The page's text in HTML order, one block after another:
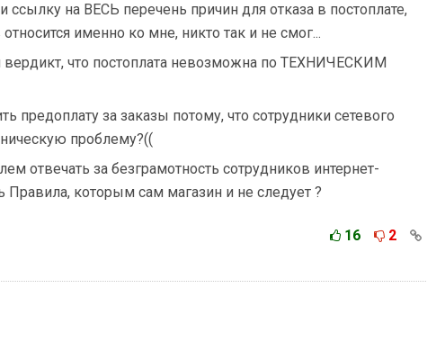
ссылку на ВЕСЬ перечень причин для отказа в постоплате,
именно ко мне, никто так и не смог...
что постоплата невозможна по ТЕХНИЧЕСКИМ
предоплату за заказы потому, что сотрудники сетевого
проблему?((
отвечать за безграмотность сотрудников интернет-
Правила, которым сам магазин и не следует ?
16 2